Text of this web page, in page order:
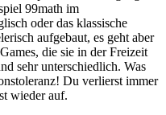
99math im
oder das klassische
aufgebaut, es geht aber
die sie in der Freizeit
sehr unterschiedlich. Was
Du verlierst immer
wieder auf.